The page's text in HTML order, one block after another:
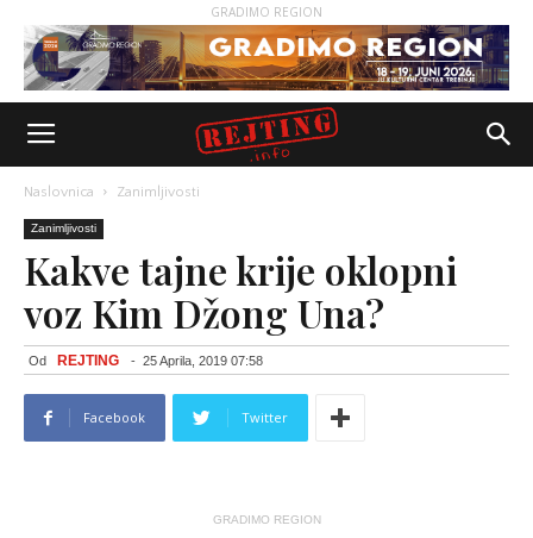
GRADIMO REGION
Naslovnica Zanimljivosti
Zanimljivosti
Kakve tajne krije oklopni
voz Kim Džong Una?
Od REJTING - 25 Aprila, 2019 07:58
Facebook Twitter
GRADIMO REGION